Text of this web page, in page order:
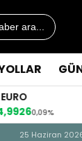
ara...
25 Haziran